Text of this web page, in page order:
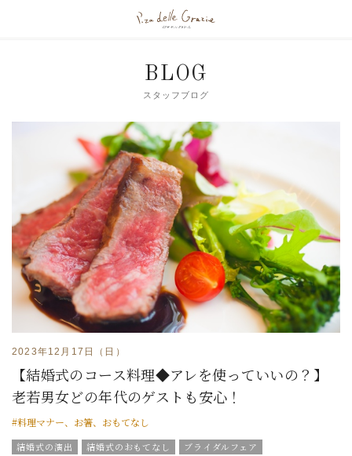
BLOG
スタッフブログ
2023年12月17日（日）
【結婚式のコース料理◆アレを使っていいの？】
老若男女どの年代のゲストも安心！
#料理マナー、お箸、おもてなし
結婚式の演出 結婚式のおもてなし
ブライダルフェア